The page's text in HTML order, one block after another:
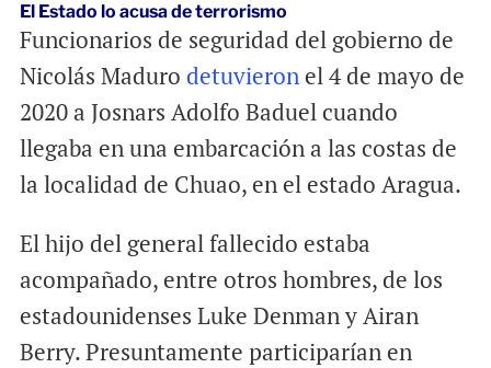
El Estado lo acusa de terrorismo
Funcionarios de seguridad del gobierno de
Nicolás Maduro detuvieronel 4 de mayo de
2020 a Josnars Adolfo Baduel cuando
llegaba en una embarcación a las costas de
la localidad de Chuao, en el estado Aragua.
El hijo del general fallecido estaba
acompañado, entre otros hombres, de los
estadounidenses Luke Denman y Airan
Berry. Presuntamente participarían en